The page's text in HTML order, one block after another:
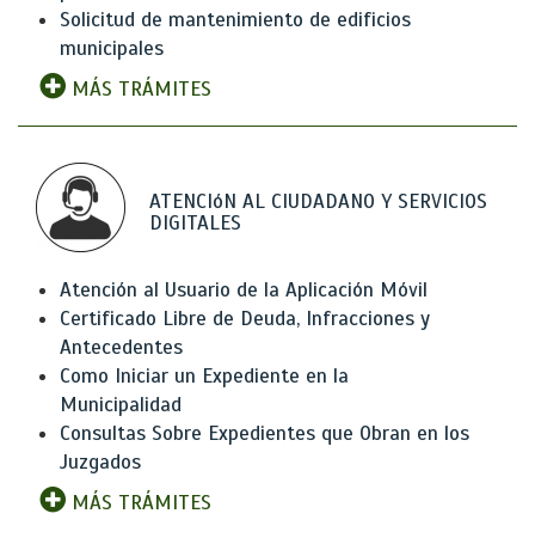
Solicitud de mantenimiento de edificios
municipales
MÁS TRÁMITES
ATENCIóN AL CIUDADANO Y SERVICIOS
DIGITALES
Atención al Usuario de la Aplicación Móvil
Certificado Libre de Deuda, Infracciones y
Antecedentes
Como Iniciar un Expediente en la
Municipalidad
Consultas Sobre Expedientes que Obran en los
Juzgados
MÁS TRÁMITES